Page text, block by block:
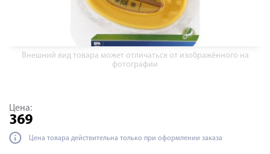
Внешний вид товара может отличаться от изображённого на
фотографии
Цена:
369
Цена товара действительна только при оформлении заказа